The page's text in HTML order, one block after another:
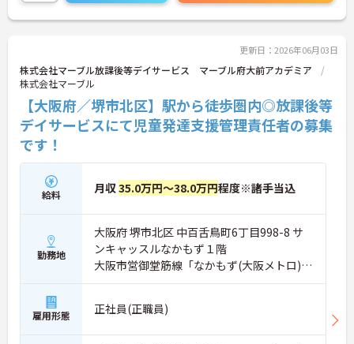
更新日：2026年06月03日
株式会社マーブル放課後等デイサービス マーブル府大前アカデミア
株式会社マーブル
【大阪府／堺市北区】駅から徒歩圏内◎放課後等
デイサービスにて児童発達支援管理責任者の募集
です！
給料 月収35.0万円～38.0万円程度※諸手当込
勤務地
大阪府 堺市北区 中百舌鳥町6丁目998-8 サ
ンキャッスルなかもず１階
大阪市営御堂筋線「なかもず(大阪メトロ)
駅」徒歩8分
雇用形態 正社員(正職員)